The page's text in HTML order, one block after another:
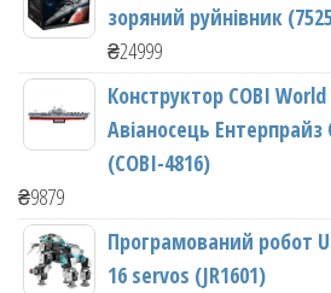
зоряний руйнівник
₴24999
Конструктор COBI
Авіаносець Ентерпрайз
(COBI-4816)
₴9879
Програмований робот
16 servos (JR1601)